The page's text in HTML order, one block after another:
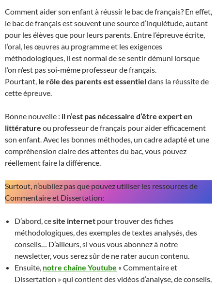
Comment aider son enfant à réussir le bac de français? En effet,
le bac de français est souvent une source d’inquiétude, autant
pour les élèves que pour leurs parents. Entre l’épreuve écrite,
l’oral, les œuvres au programme et les exigences
méthodologiques, il est normal de se sentir démuni lorsque
l’on n’est pas soi-même professeur de français.
Pourtant, le rôle des parents est essentieldans la réussite de
cette épreuve.
Bonne nouvelle : il n’est pas nécessaire d’être expert en
littérature ou professeur de français pour aider efficacement
son enfant. Avec les bonnes méthodes, un cadre adapté et une
compréhension claire des attentes du bac, vous pouvez
réellement faire la différence.
Surtout, n’oubliez pas que pouvez utiliser les ressources de
Commentaire et Dissertation:
D’abord, cesite internet pour trouver des fiches
méthodologiques, des exemples de textes analysés, des
conseils… D’ailleurs, si vous vous abonnez à notre
newsletter, vous serez sûr de ne rater aucun contenu.
Ensuite, notre chaîne Youtube « Commentaire et
Dissertation » qui contient des vidéos d’analyse, de conseils,